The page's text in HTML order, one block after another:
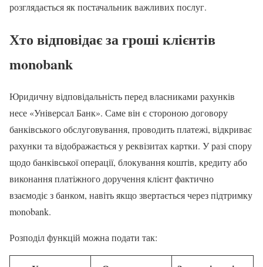
розглядається як постачальник важливих послуг.
Хто відповідає за гроші клієнтів
monobank
Юридичну відповідальність перед власниками рахунків
несе «Універсал Банк». Саме він є стороною договору
банківського обслуговування, проводить платежі, відкриває
рахунки та відображається у реквізитах картки. У разі спору
щодо банківської операції, блокування коштів, кредиту або
виконання платіжного доручення клієнт фактично
взаємодіє з банком, навіть якщо звертається через підтримку
monobank.
Розподіл функцій можна подати так: